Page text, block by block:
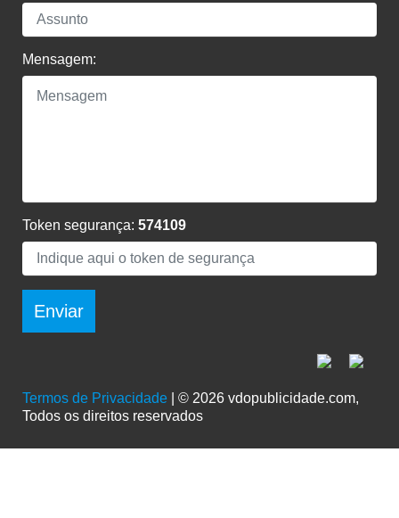
Mensagem:
Token segurança: 574109
Enviar
Termos de Privacidade | © 2026 vdopublicidade.com,
Todos os direitos reservados